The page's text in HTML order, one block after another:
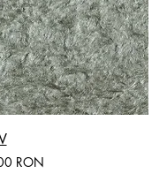
RON